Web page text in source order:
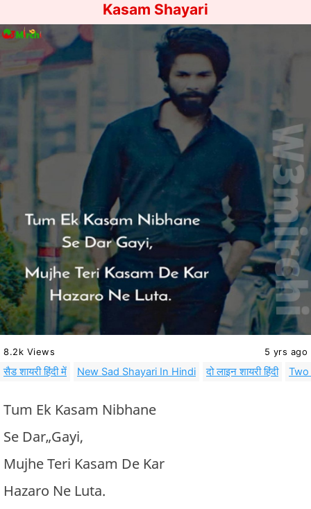
Kasam Shayari
8.2k Views 5 yrs ago
सैड शायरी हिंदी में New Sad Shayari In Hindi दो लाइन शायरी हिंदी Two
Tum Ek Kasam Nibhane
Se Dar„Gayi,
Mujhe Teri Kasam De Kar
Hazaro Ne Luta.